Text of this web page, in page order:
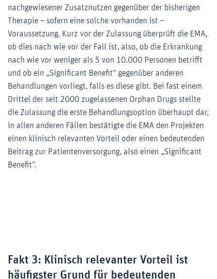
nachgewiesener Zusatznutzen gegenüber der bisherigen
Therapie – sofern eine solche vorhanden ist –
Voraussetzung. Kurz vor der Zulassung überprüft die EMA,
ob dies nach wie vor der Fall ist, also, ob die Erkrankung
nach wie vor weniger als 5 von 10.000 Personen betrifft
und ob ein „Significant Benefit“ gegenüber anderen
Behandlungen vorliegt, falls es diese gibt. Bei fast einem
Drittel der seit 2000 zugelassenen Orphan Drugs stellte
die Zulassung die erste Behandlungsoption überhaupt dar,
in allen anderen Fällen bestätigte die EMA den Projekten
einen klinisch relevanten Vorteil oder einen bedeutenden
Beitrag zur Patientenversorgung, also einen „Significant
Benefit“.
Fakt 3: Klinisch relevanter Vorteil ist
häufigster Grund für bedeutenden